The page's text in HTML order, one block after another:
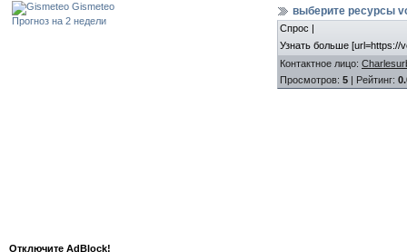
Gismeteo
Прогноз на 2 недели
Отключите AdBlock!
выберите ресурсы
Спрос |
Узнать больше [url=https://
Контактное лицо:
Просмотров: 5 | Рейтинг: